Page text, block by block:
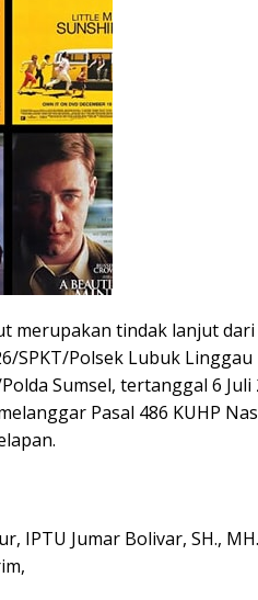
merupakan tindak lanjut
SPKT/Polsek Lubuk Linggau
Sumsel, tertanggal 6 Juli
Pasal 486 KUHP
IPTU Jumar Bolivar, SH.,